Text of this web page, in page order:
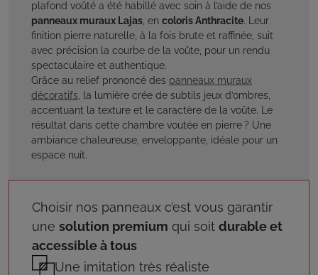
plafond voûté a été habillé avec soin à l’aide de nos
panneaux muraux Lajas , en coloris Anthracite. Leur
finition pierre naturelle, à la fois brute et raffinée, suit
avec précision la courbe de la voûte, pour un rendu
spectaculaire et authentique.
Grâce au relief prononcé des panneaux muraux
décoratifs , la lumière crée de subtils jeux d’ombres,
accentuant la texture et le caractère de la voûte. Le
résultat dans cette chambre voutée en pierre ? Une
ambiance chaleureuse, enveloppante, idéale pour un
espace nuit.
Choisir nos panneaux c’est vous garantir
une solution premium qui soit durable et
accessible à tous
Une imitation très réaliste